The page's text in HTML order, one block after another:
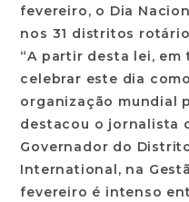
fevereiro, o Dia
nos 31 distritos
“A partir desta lei, em
celebrar este dia
organização mundial
destacou o jornalista
Governador do
International, na
fevereiro é intenso